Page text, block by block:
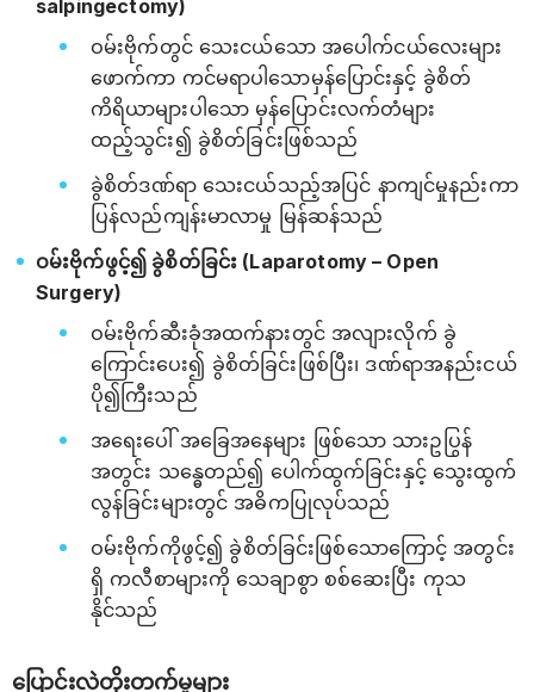
salpingectomy)
ဝမ်းဗိုက်တွင် သေးငယ်သော အပေါက်ငယ်လေးများ
ဖောက်ကာ ကင်မရာပါသောမှန်ပြောင်းနှင့် ခွဲစိတ်
ကိရိယာများပါသော မှန်ပြောင်းလက်တံများ
ထည့်သွင်း၍ ခွဲစိတ်ခြင်းဖြစ်သည်
ခွဲစိတ်ဒဏ်ရာ သေးငယ်သည့်အပြင် နာကျင်မှုနည်းကာ
ပြန်လည်ကျန်းမာလာမှု မြန်ဆန်သည်
ဝမ်းဗိုက်ဖွင့်၍ ခွဲစိတ်ခြင်း (Laparotomy – Open
Surgery)
ဝမ်းဗိုက်ဆီးခုံအထက်နားတွင် အလျားလိုက် ခွဲ
ကြောင်းပေး၍ ခွဲစိတ်ခြင်းဖြစ်ပြီး၊ ဒဏ်ရာအနည်းငယ်
ပို၍ကြီးသည်
အရေးပေါ် အခြေအနေများ ဖြစ်သော သားဥပြွန်
အတွင်း သန္ဓေတည်၍ ပေါက်ထွက်ခြင်းနှင့် သွေးထွက်
လွန်ခြင်းများတွင် အဓိကပြုလုပ်သည်
ဝမ်းဗိုက်ကိုဖွင့်၍ ခွဲစိတ်ခြင်းဖြစ်သောကြောင့် အတွင်း
ရှိ ကလီစာများကို သေချာစွာ စစ်ဆေးပြီး ကုသ
နိုင်သည်
ပြောင်းလဲတိုးတက်မှုများ